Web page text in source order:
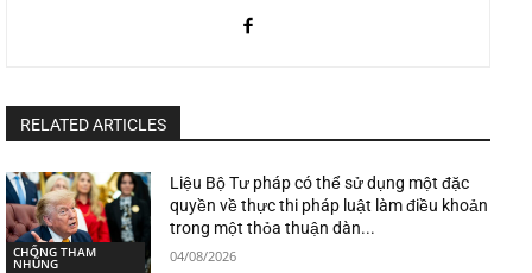
RELATED ARTICLES
CHỐNG THAM
NHŨNG
Liệu Bộ Tư pháp có thể sử dụng một đặc
quyền về thực thi pháp luật làm điều khoản
trong một thỏa thuận dàn...
04/08/2026